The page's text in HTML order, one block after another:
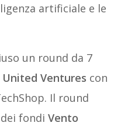
artificiale e le
un round da 7
United Ventures con
Il round
dei fondiVento